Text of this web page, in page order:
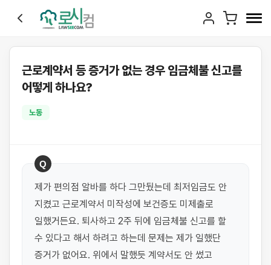
근로계약서 등 증거가 없는 경우 임금체불 신고를
어떻게 하나요?
노동
Q
제가 편의점 알바를 하다 그만뒀는데 최저임금도 안
지켰고 근로계약서 미작성에 보건증도 미제출로
일했거든요. 퇴사하고 2주 뒤에 임금체불 신고를 할
수 있다고 해서 하려고 하는데 문제는 제가 일했단
증거가 없어요. 위에서 말했듯 계약서도 안 썼고